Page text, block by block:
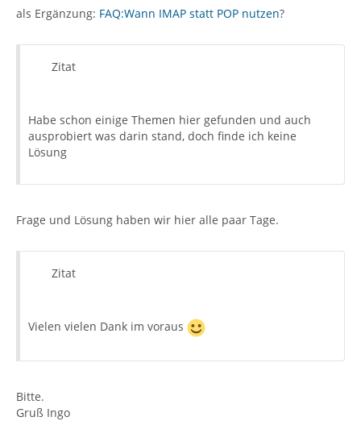
als Ergänzung: FAQ:Wann IMAP statt POP nutzen?
Zitat
Habe schon einige Themen hier gefunden und auch
ausprobiert was darin stand, doch finde ich keine
Lösung
Frage und Lösung haben wir hier alle paar Tage.
Zitat
Vielen vielen Dank im voraus
Bitte.
Gruß Ingo